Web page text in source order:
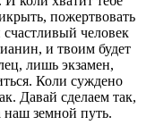
пожертвовать
человек
и твоим будет
лишь экзамен,
Коли суждено
Давай сделаем так,
наш земной путь.